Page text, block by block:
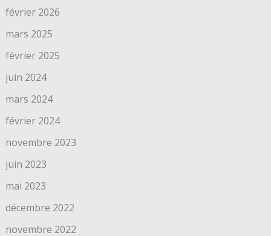
février 2026
mars 2025
février 2025
juin 2024
mars 2024
février 2024
novembre 2023
juin 2023
mai 2023
décembre 2022
novembre 2022